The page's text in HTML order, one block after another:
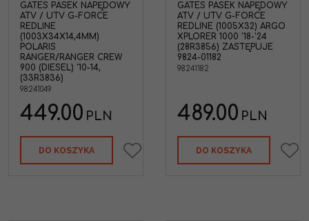
GATES PASEK NAPĘDOWY
ATV / UTV G-FORCE
REDLINE
(1003X34X14,4MM)
POLARIS
RANGER/RANGER CREW
900 (DIESEL) '10-14,
(33R3836)
98241049
449.00 PLN
DO KOSZYKA
GATES PASEK NAPĘDOWY
ATV / UTV G-FORCE
REDLINE (1005X32) ARGO
XPLORER 1000 '18-'24
(28R3856) ZASTĘPUJE
9824-01182
98241182
489.00 PLN
DO KOSZYKA